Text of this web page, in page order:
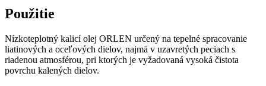
Použitie
Nízkoteplotný kalicí olej ORLEN určený na tepelné spracovanie
liatinových a oceľových dielov, najmä v uzavretých peciach s
riadenou atmosférou, pri ktorých je vyžadovaná vysoká čistota
povrchu kalených dielov.